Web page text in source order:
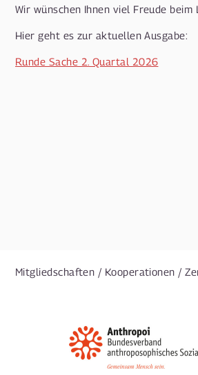
Wir wünschen Ihnen viel Freude beim
Hier geht es zur aktuellen Ausgabe:
Runde Sache 2. Quartal 2026
Mitgliedschaften / Kooperationen /